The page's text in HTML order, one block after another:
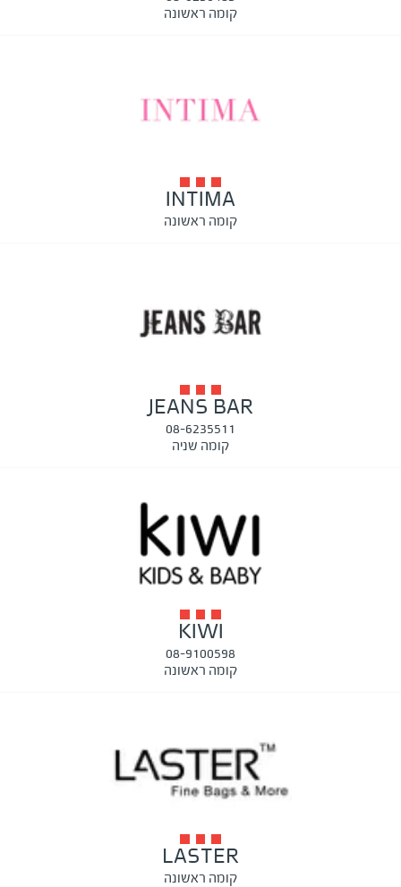
קומה ראשונה
INTIMA
קומה ראשונה
JEANS BAR
08-6235511
קומה שניה
KIWI
08-9100598
קומה ראשונה
LASTER
קומה ראשונה